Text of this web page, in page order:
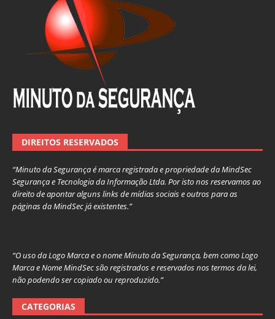
DIREITOS RESERVADOS
“Minuto da Segurança é marca registrada e propriedade da MindSec
Segurança e Tecnologia da Informação Ltda. Por isto nos reservamos ao
direito de apontar alguns links de mídias sociais e outros para as
páginas da MindSec já existentes.”
“O uso da Logo Marca e o nome Minuto da Segurança, bem como Logo
Marca e Nome MindSec são registrados e reservados nos termos da lei,
não podendo ser copiado ou reproduzido.”
CATEGORIAS